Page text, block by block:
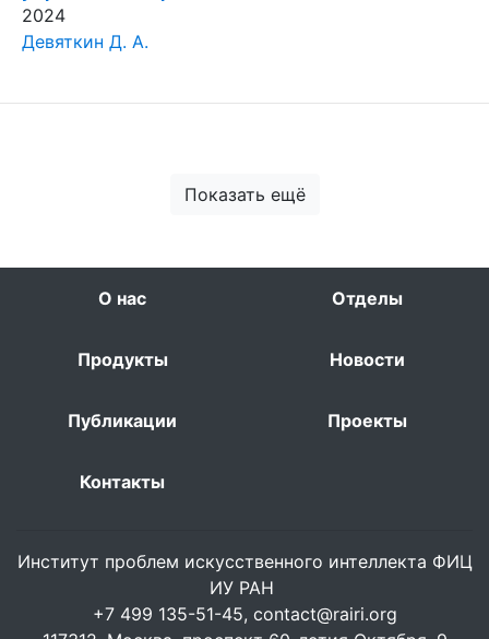
2024
Девяткин Д. А.
Показать ещё
О нас Отделы
Продукты Новости
Публикации Проекты
Контакты
Институт проблем искусственного интеллекта ФИЦ
ИУ РАН
+7 499 135-51-45, contact@rairi.org